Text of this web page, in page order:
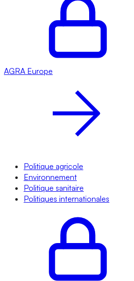
AGRA Europe
Politique agricole
Environnement
Politique sanitaire
Politiques internationales